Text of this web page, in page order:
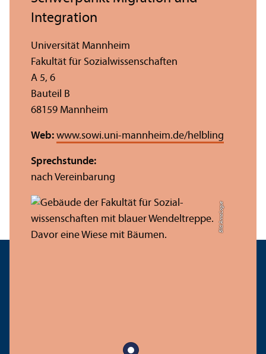
Bild: Anna Logue
Integration
Universität Mannheim
Fakultät für Sozial­wissenschaften
A 5, 6
Bauteil B
68159 Mannheim
Web: www.sowi.uni-mannheim.de/helbling
Sprechstunde:
nach Vereinbarung